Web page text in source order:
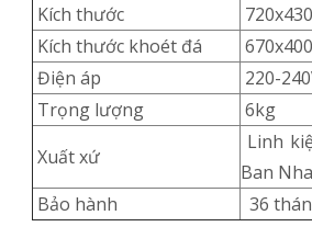
Kích thước
Kích thước khoét đá
Điện áp
220-
Trọng lượng
6kg
Xuất xứ
Linh
Ban Nha
Bảo hành
36